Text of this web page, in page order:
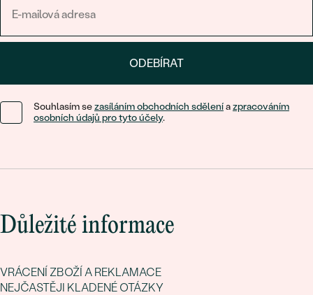
ODEBÍRAT
Souhlasím sezasíláním obchodních sděleníazpracováním
osobních údajů pro tyto účely.
Důležité informace
VRÁCENÍ ZBOŽÍ A REKLAMACE
NEJČASTĚJI KLADENÉ OTÁZKY